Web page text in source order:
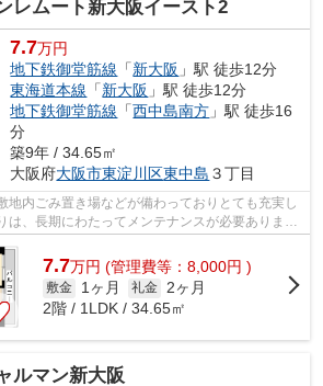
レムート新大阪イースト2
7.7万円
地下鉄御堂筋線 「新大阪 」駅 徒歩12分
東海道本線 「新大阪 」駅 徒歩12分
地下鉄御堂筋線 「西中島南方 」駅 徒歩16
分
築9年 / 34.65㎡
大阪府大阪市東淀川区東中島 ３丁目
地内ごみ置き場などが備わっておりとても充実し
は、長期にわたってメンテナンスが必要ありませ
るので利便...
7.7万円 (管理費等：8,000円 )
敷金 1ヶ月 礼金 2ヶ月
2階 / 1LDK / 34.65㎡
ルマン新大阪